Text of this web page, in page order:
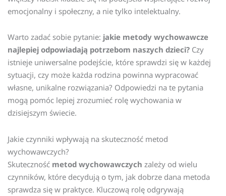
emocjonalny i społeczny, a nie tylko intelektualny.
Warto zadać sobie pytanie: jakie metody wychowawcze
najlepiej odpowiadają potrzebom naszych dzieci? Czy
istnieje uniwersalne podejście, które sprawdzi się w każdej
sytuacji, czy może każda rodzina powinna wypracować
własne, unikalne rozwiązania? Odpowiedzi na te pytania
mogą pomóc lepiej zrozumieć rolę wychowania w
dzisiejszym świecie.
Jakie czynniki wpływają na skuteczność metod
wychowawczych?
Skuteczność metod wychowawczych zależy od wielu
czynników, które decydują o tym, jak dobrze dana metoda
sprawdza się w praktyce. Kluczową rolę odgrywają